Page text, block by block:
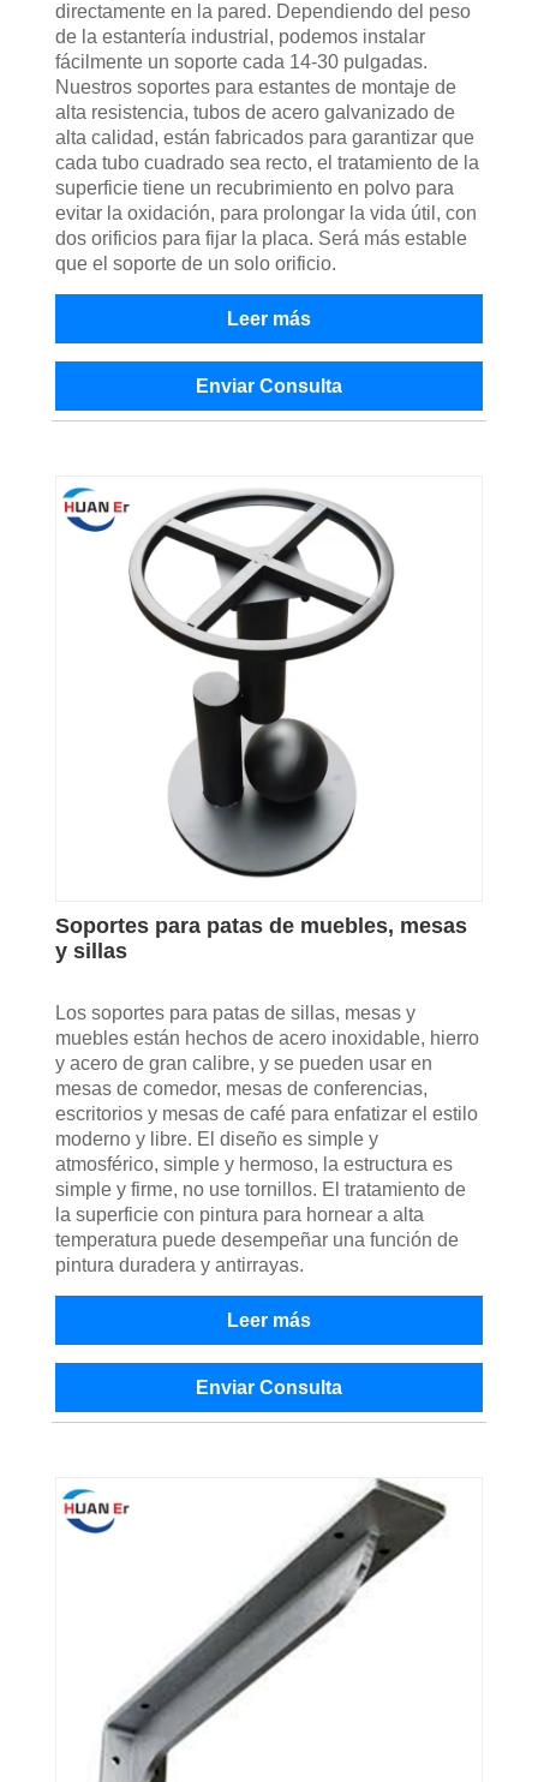
directamente en la pared. Dependiendo del peso
de la estantería industrial, podemos instalar
fácilmente un soporte cada 14-30 pulgadas.
Nuestros soportes para estantes de montaje de
alta resistencia, tubos de acero galvanizado de
alta calidad, están fabricados para garantizar que
cada tubo cuadrado sea recto, el tratamiento de la
superficie tiene un recubrimiento en polvo para
evitar la oxidación, para prolongar la vida útil, con
dos orificios para fijar la placa. Será más estable
que el soporte de un solo orificio.
Leer más
Enviar Consulta
Soportes para patas de muebles, mesas
y sillas
Los soportes para patas de sillas, mesas y
muebles están hechos de acero inoxidable, hierro
y acero de gran calibre, y se pueden usar en
mesas de comedor, mesas de conferencias,
escritorios y mesas de café para enfatizar el estilo
moderno y libre. El diseño es simple y
atmosférico, simple y hermoso, la estructura es
simple y firme, no use tornillos. El tratamiento de
la superficie con pintura para hornear a alta
temperatura puede desempeñar una función de
pintura duradera y antirrayas.
Leer más
Enviar Consulta